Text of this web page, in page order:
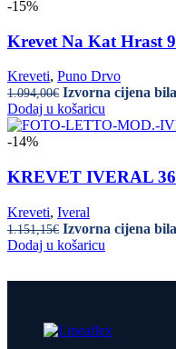
-15%
Krevet Na Kat Hrast
Kreveti, Puno Drvo
1.094,00€ Izvorna cijena
Dodaj u košaricu
-14%
KREVET IVERAL
Kreveti, Iveral
1.151,15€ Izvorna cijena
Dodaj u košaricu